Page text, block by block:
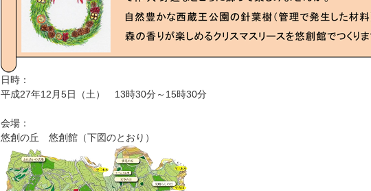
日時：
平成27年12月5日（土） 13時30分～15時30分
会場：
悠創の丘 悠創館（下図のとおり）